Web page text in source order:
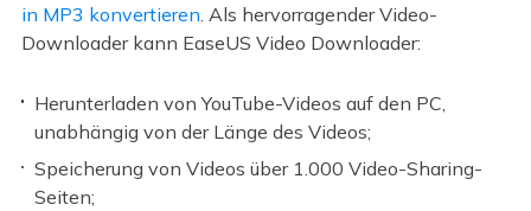
in MP3 konvertieren. Als hervorragender Video-
Downloader kann EaseUS Video Downloader:
Herunterladen von YouTube-Videos auf den PC,
unabhängig von der Länge des Videos;
Speicherung von Videos über 1.000 Video-Sharing-
Seiten;